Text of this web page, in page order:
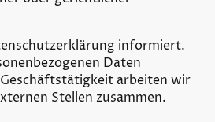
informiert.
Daten
arbeiten wir
Stellen zusammen.